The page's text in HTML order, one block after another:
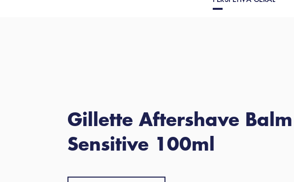
Gillette Aftershave Balm
Sensitive 100ml